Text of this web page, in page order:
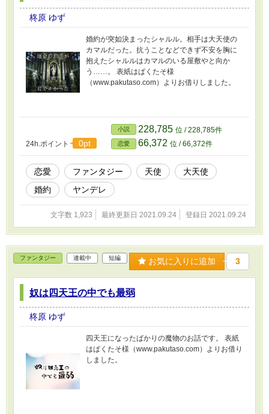
柊原 ゆず
婚約が突如決まったシャルル。相手は大天使の
カマルだった。抗うことなどできず不安を胸に
抱えたシャルルはカマルのいる屋敷やと向か
う……。 表紙はぱくたそ様
（www.pakutaso.com）よりお借りしました。
24h.ポイント 0pt
小説 228,785 位 / 228,785件
恋愛 66,372 位 / 66,372件
恋愛 ファンタジー 天使
大天使
婚約
ヤンデレ
文字数 1,923 最終更新日 2021.09.24 登録日 2021.09.24
ファンタジー 連載中 短編 お気に入りに追加 3
奴は四天王の中でも最弱
柊原 ゆず
四天王になったばかりの魔物のお話です。 表紙
はぱくたそ様（www.pakutaso.com）よりお借り
しました。